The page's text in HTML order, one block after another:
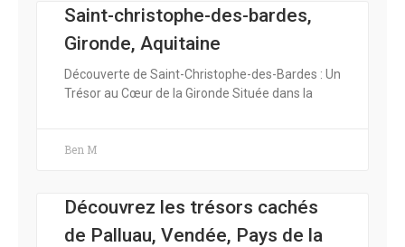
Saint-christophe-des-bardes,
Gironde, Aquitaine
Découverte de Saint-Christophe-des-Bardes : Un
Trésor au Cœur de la Gironde Située dans la
Ben M
Découvrez les trésors cachés
de Palluau, Vendée, Pays de la